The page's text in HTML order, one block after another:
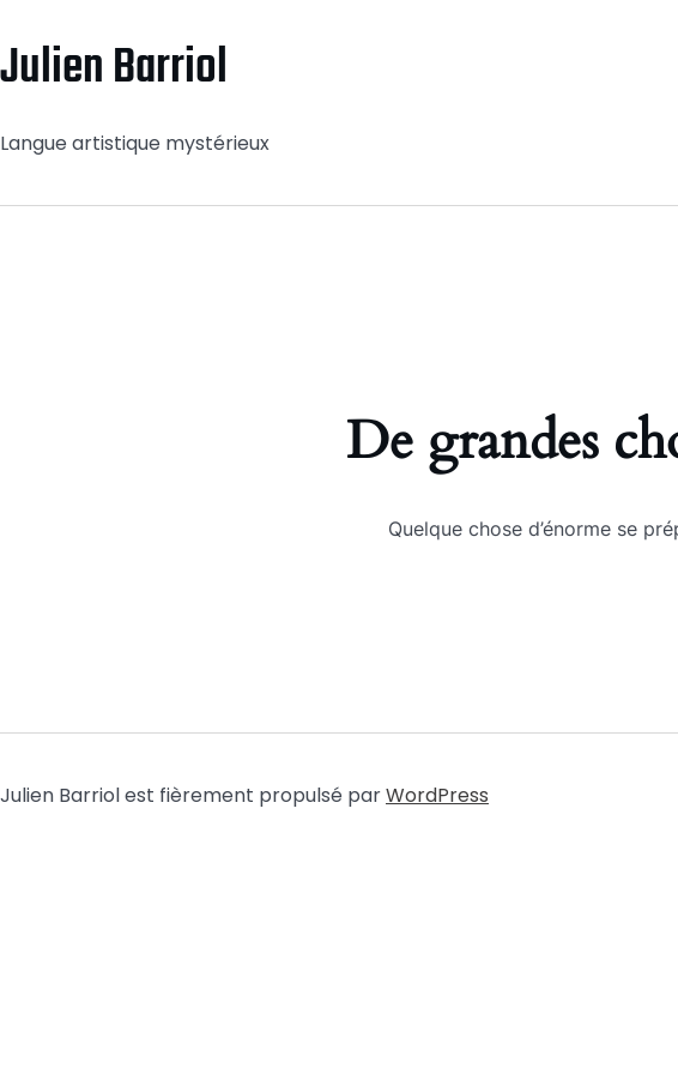
Julien Barriol
Langue artistique mystérieux
De grandes
Quelque chose d’énorme se
Julien Barriol est fièrement propulsé parWordPress